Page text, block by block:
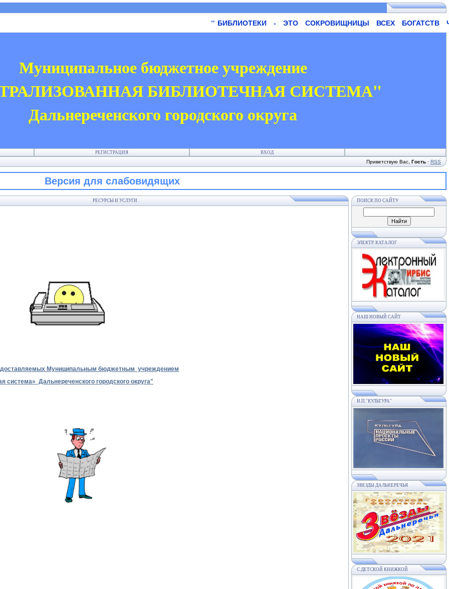
" БИБЛИОТЕКИ - ЭТО СОКРОВИЩНИЦЫ ВСЕХ БОГАТСТВ
Муниципальное бюджетное учреждение
БИБЛИОТЕЧНАЯ СИСТЕМА"
Дальнереченского городского округа
РЕГИСТРАЦИЯ ВХОД
Приветствую Вас Гость · RSS
Версия для слабовидящих
РЕСУРСЫ И УСЛУГИ
Муниципальным бюджетным учреждением
система» Дальнереченского городского округа"
ПОИСК ПО САЙТУ
ЭЛЕКТР. КАТАЛОГ
НАШ НОВЫЙ САЙТ
Н.П."КУЛЬТУРА"
ЗВЕЗДЫ ДАЛЬНЕРЕЧЬЯ
С ДЕТСКОЙ КНИЖКОЙ